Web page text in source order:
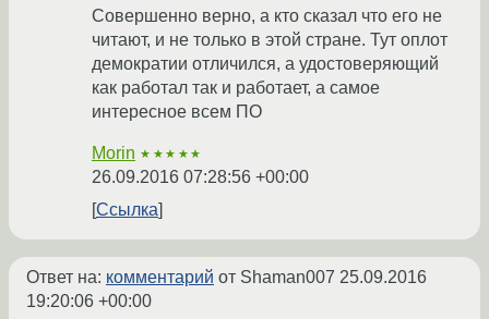
Совершенно верно, а кто сказал что его не
читают, и не только в этой стране. Тут оплот
демократии отличился, а удостоверяющий
как работал так и работает, а самое
интересное всем ПО
Morin ★★★★★
26.09.2016 07:28:56 +00:00
Ссылка
Ответ на: комментарий от Shaman007 25.09.2016
19:20:06 +00:00